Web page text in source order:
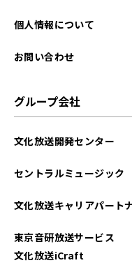
個人情報について
お問い合わせ
グループ会社
文化放送開発センター
セントラルミュージック
文化放送キャリアパート
東京音研放送サービス
文化放送iCraft